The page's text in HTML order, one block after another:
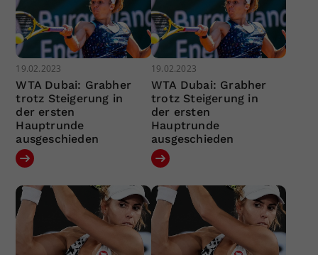
19.02.2023
WTA Dubai: Grabher
trotz Steigerung in
der ersten
Hauptrunde
ausgeschieden
19.02.2023
WTA Dubai: Grabher
trotz Steigerung in
der ersten
Hauptrunde
ausgeschieden